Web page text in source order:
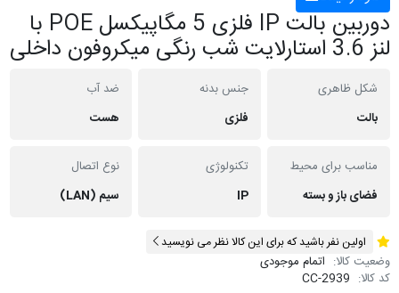
دوربین بالت IP فلزی 5 مگاپیکسل POE با
لنز 3.6 استارلایت شب رنگی میکروفون داخلی
شکل ظاهری
بالت
جنس بدنه
فلزی
ضد آب
هست
مناسب برای محیط
فضای باز و بسته
تکنولوژی
IP
نوع اتصال
سیم (LAN)
اولین نفر باشید که برای این کالا نظر می نویسید
وضعیت کالا: اتمام موجودی
کد کالا: CC-2939